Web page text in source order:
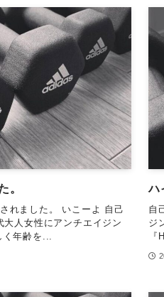
。
れました。 いこーよ 自己
人女性にアンチエイジン
年齢を...
ハ
自
ジ